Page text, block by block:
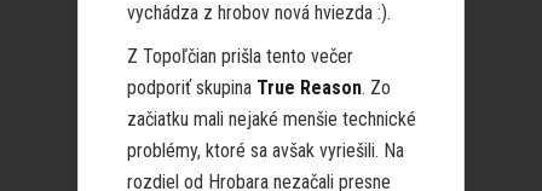
vychádza z hrobov nová hviezda :).
Z Topoľčian prišla tento večer
podporiť skupina True Reason. Zo
začiatku mali nejaké menšie technické
problémy, ktoré sa avšak vyriešili. Na
rozdiel od Hrobara nezačali presne